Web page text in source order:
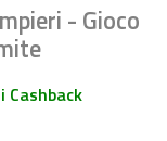
- Gioco